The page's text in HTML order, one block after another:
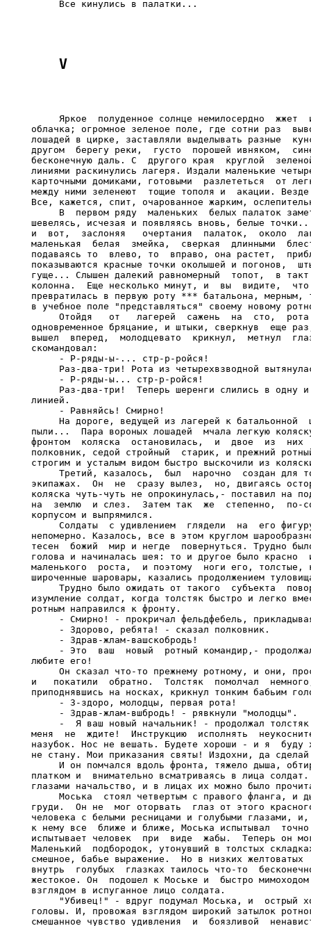
Яркое  полуденное солнце немилосердно  жжет
облачка; огромное зеленое поле, где сотни раз
лошадей в цирке, заставляли выделывать разные
другом  берегу реки,  густо  порошей ивняком,
бесконечную даль. С  другого края  круглой
линиями раскинулись лагеря. Издали маленькие
карточными домиками, готовыми  разлететься  от
между ними зеленеют  тощие тополя и  акации.
Все, кажется, спит, очарованное жарким,
В  первом ряду  маленьких  белых палаток
шевелясь, исчезая и появляясь вновь, белые
и  вот,  заслоняя   очертания  палаток,  около
маленькая  белая  змейка,  сверкая  длинными
подаваясь то  влево, то  вправо, она растет,
показываются красные точки околышей и погонов,
гуще... Слышен далекий равномерный  топот,  в такт
колонна.  Еще несколько минут, и  вы  видите,
превратилась в первую роту *** батальона, мерным,
в учебное поле "представляться" своему новому
Отойдя   от   лагерей  сажень  на  сто,
одновременное бряцание, и штыки, сверкнув  еще
вышел  вперед,  молодцевато  крикнул,  метнул
скомандовал:
     - Р-ряды-ы-... стр-р-ройся!
Раз-два-три! Рота из четырехвзводной
     - Р-ряды-ы... стр-р-ройся!
Раз-два-три!  Теперь шеренги слились в одну
линией.
     - Равняйсь! Смирно!
На дороге, ведущей из лагерей к батальонной
пыли...  Пара вороных лошадей  мчала легкую
фронтом  коляска  остановилась,  и  двое  из  них
полковник, седой стройный  старик, и прежний
строгим и усталым видом быстро выскочили из
Третий, казалось,  был  нарочно  создан для
экипажах.  Он  не  сразу вылез,  но, двигаясь
коляска чуть-чуть не опрокинулась,- поставил на
на  землю  и слез.  Затем так  же  степенно,  по-
корпусом и выпрямился.
Солдаты  с удивлением  глядели  на  его
непомерно. Казалось, все в этом круглом
тесен  божий  мир и негде  повернуться. Трудно
голова и начиналась шея: то и другое было красно
маленького  роста,  и поэтому  ноги его, толстые,
широченные шаровары, казались продолжением
Трудно было ожидать от такого  субъекта
изумление солдат, когда толстяк быстро и легко
ротным направился к фронту.
- Смирно! - прокричал фельдфебель,
     - Здорово, ребята! - сказал полковник.
     - Здрав-жлам-вашскобродь!
- Это  ваш  новый  ротный командир,-
любите его!
Он сказал что-то прежнему ротному, и они,
и   покатили  обратно.  Толстяк  помолчал
приподнявшись на носках, крикнул тонким бабьим
     - 3-здоро, молодцы, первая рота!
     - Здрав-жлам-вшбродь! - рявкнули "молодцы".
-  Я ваш новый начальник! - продолжал
меня  не  ждите!  Инструкцию  исполнять
назубок. Нос не вешать. Будете хороши - и я  буду
не стану. Мои приказания святы! Издохни, да
И он помчался вдоль фронта, тяжело дыша,
платком и  внимательно всматриваясь в лица
глазами начальство, и в лицах их можно было
Моська  стоял четвертым с правого фланга, и
груди.  Он не  мог оторвать  глаз от этого
человека с белыми ресницами и голубыми глазами,
к нему все  ближе и ближе, Моська испытывал
испытывает человек  при  виде  жабы.  Теперь он
Маленький  подбородок, утонувший в толстых
смешное, бабье выражение.  Но в низких
внутрь  голубых  глазках таилось что-то
жестокое. Он  подошел к Моське и  быстро
взглядом в испуганное лицо солдата.
"Убивец!" - вдруг подумал Моська, и  острый
головы. И, провожая взглядом широкий затылок
смешанное чувство удивления  и  боязливой